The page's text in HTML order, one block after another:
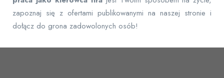
zapoznaj się z ofertami publikowanymi na naszej stronie i
dołącz do grona zadowolonych osób!